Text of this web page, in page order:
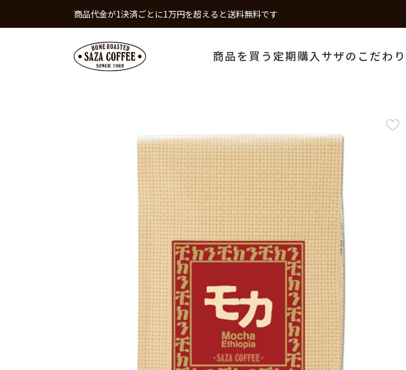
商品代金が1決済ごとに1万円を超えると送料無料です
商品を買う 定期購入 サザのこだわり